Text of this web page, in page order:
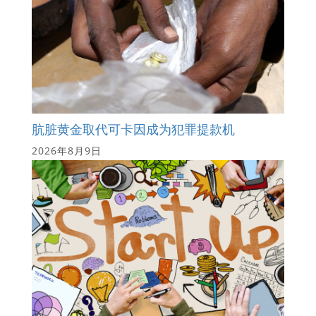
肮脏黄金取代可卡因成为犯罪提款机
2026年8月9日